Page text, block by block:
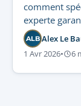
comment
experte
les processus
ALB Alex Le
1 Avr 2026• 6